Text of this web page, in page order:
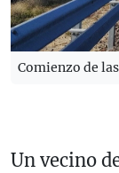
Comienzo de
Un vecino